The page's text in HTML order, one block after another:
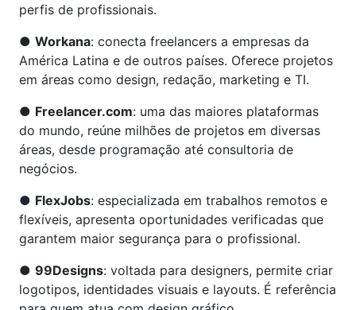
perfis de profissionais.
● Workana: conecta freelancers a empresas da
América Latina e de outros países. Oferece projetos
em áreas como design, redação, marketing e TI.
● Freelancer.com: uma das maiores plataformas
do mundo, reúne milhões de projetos em diversas
áreas, desde programação até consultoria de
negócios.
● FlexJobs: especializada em trabalhos remotos e
flexíveis, apresenta oportunidades verificadas que
garantem maior segurança para o profissional.
● 99Designs: voltada para designers, permite criar
logotipos, identidades visuais e layouts. É referência